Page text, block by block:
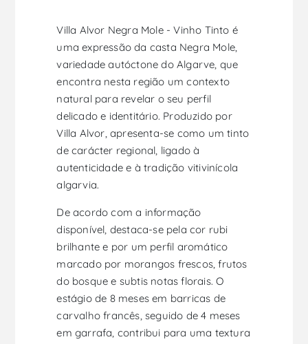
Villa Alvor Negra Mole - Vinho Tinto é
uma expressão da casta Negra Mole,
variedade autóctone do Algarve, que
encontra nesta região um contexto
natural para revelar o seu perfil
delicado e identitário. Produzido por
Villa Alvor, apresenta-se como um tinto
de carácter regional, ligado à
autenticidade e à tradição vitivinícola
algarvia.
De acordo com a informação
disponível, destaca-se pela cor rubi
brilhante e por um perfil aromático
marcado por morangos frescos, frutos
do bosque e subtis notas florais. O
estágio de 8 meses em barricas de
carvalho francês, seguido de 4 meses
em garrafa, contribui para uma textura